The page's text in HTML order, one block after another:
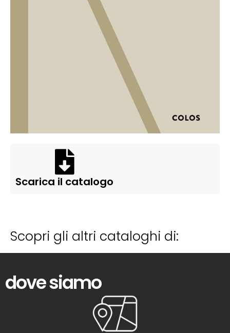
Scarica il catalogo
Scopri gli altri cataloghi di:
dove siamo